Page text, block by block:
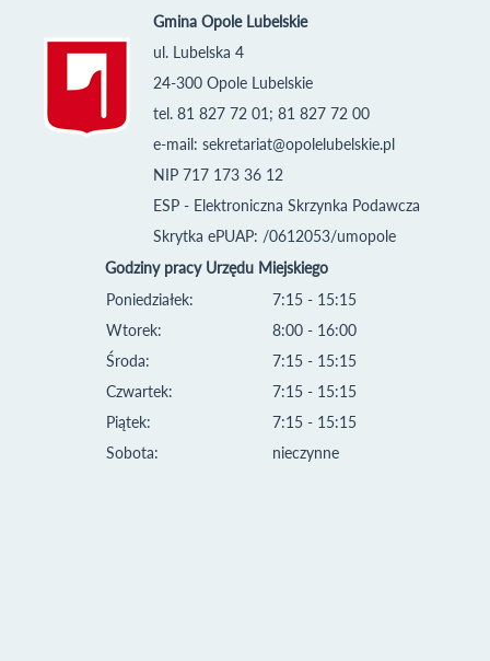
Gmina Opole Lubelskie
ul. Lubelska 4
24-300 Opole Lubelskie
tel. 81 827 72 01; 81 827 72 00
e-mail: sekretariat@opolelubelskie.pl
NIP 717 173 36 12
ESP - Elektroniczna Skrzynka Podawcza
Skrytka ePUAP: /0612053/umopole
Godziny pracy Urzędu Miejskiego
Poniedziałek:
Wtorek:
Środa:
Czwartek:
Piątek:
Sobota:
7:15 - 15:15
8:00 - 16:00
7:15 - 15:15
7:15 - 15:15
7:15 - 15:15
nieczynne